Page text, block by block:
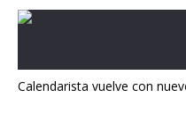
Calendarista vuelve con